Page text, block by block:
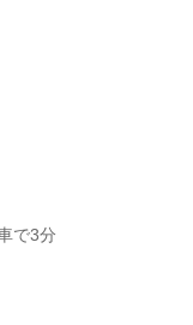
で3分